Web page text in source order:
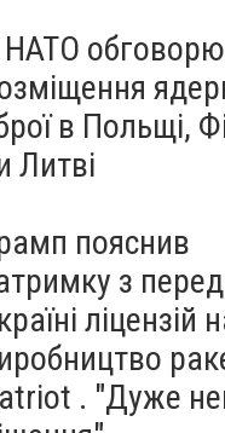
в Польщі,
Литві
пояснив
з
ліцензій
. "Дуже